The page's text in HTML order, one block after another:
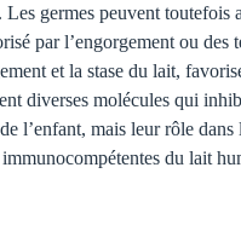
germes peuvent toutefois
par l’engorgement ou des
et la stase du lait,
diverses molécules qui
l’enfant, mais leur rôle
du lait